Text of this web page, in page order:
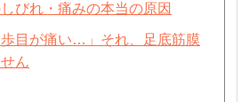
びれ・痛みの本当の原因
歩目が痛い…」それ、足底筋膜
ん